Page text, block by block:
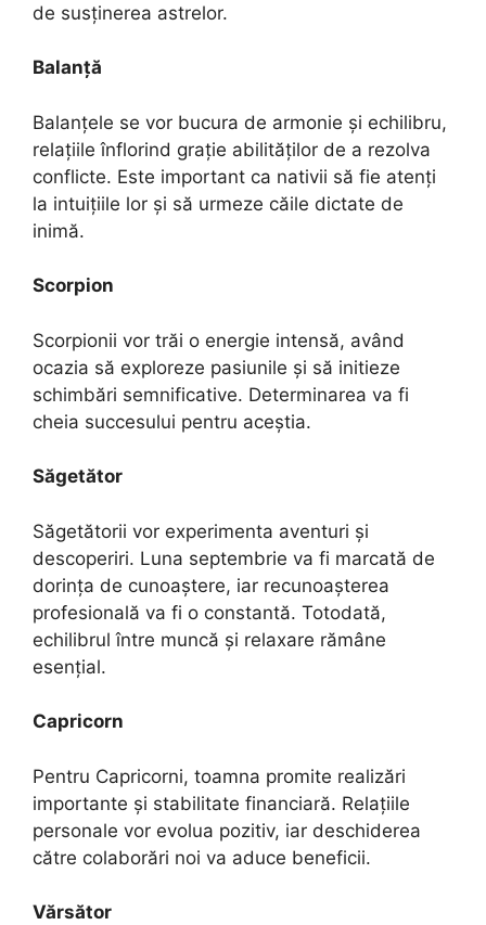
de susținerea astrelor.
Balanță
Balanțele se vor bucura de armonie și echilibru,
relațiile înflorind grație abilităților de a rezolva
conflicte. Este important ca nativii să fie atenți
la intuițiile lor și să urmeze căile dictate de
inimă.
Scorpion
Scorpionii vor trăi o energie intensă, având
ocazia să exploreze pasiunile și să initieze
schimbări semnificative. Determinarea va fi
cheia succesului pentru aceștia.
Săgetător
Săgetătorii vor experimenta aventuri și
descoperiri. Luna septembrie va fi marcată de
dorința de cunoaștere, iar recunoașterea
profesională va fi o constantă. Totodată,
echilibrul între muncă și relaxare rămâne
esențial.
Capricorn
Pentru Capricorni, toamna promite realizări
importante și stabilitate financiară. Relațiile
personale vor evolua pozitiv, iar deschiderea
către colaborări noi va aduce beneficii.
Vărsător